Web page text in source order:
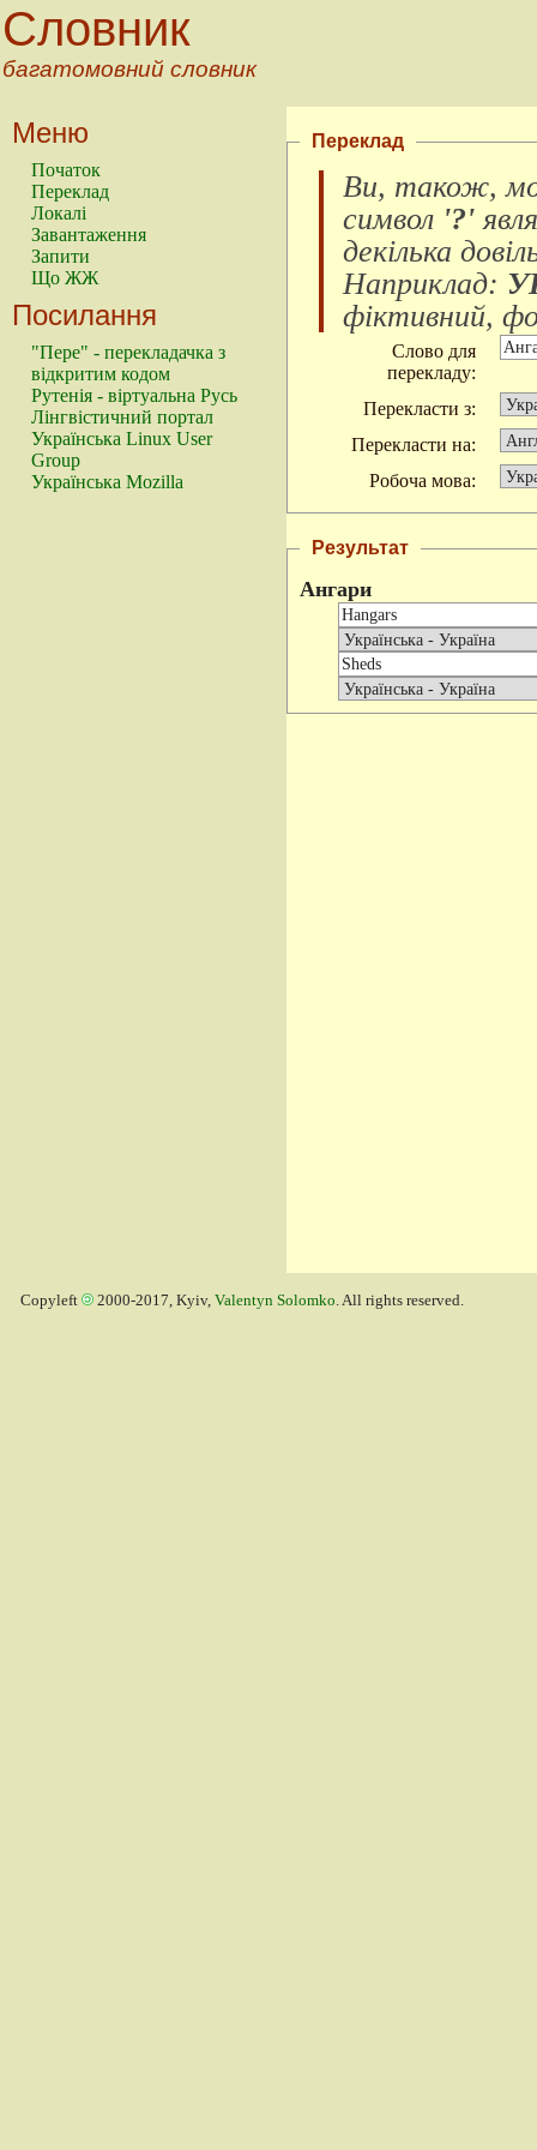
Словник
багатомовний словник
Меню
Початок
Переклад
Локалі
Завантаження
Запити
Що ЖЖ
Посилання
"Пере" - перекладачка з
відкритим кодом
Рутенія - віртуальна Русь
Лінгвістичний портал
Українська Linux User
Group
Українська Mozilla
Переклад
Ви, також,
символ '?'
декілька
Наприклад:
фіктивний,
Слово для
перекладу:
Перекласти з:
Перекласти на:
Робоча мова:
Результат
Ангари
Copyleft 2000-2017, Kyiv, Valentyn Solomko. All rights reserved.